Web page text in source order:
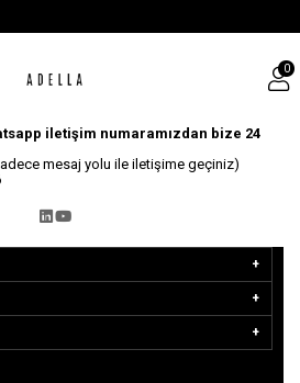
0
iletişim numaramızdan bize 24
mesaj yolu ile iletişime geçiniz)